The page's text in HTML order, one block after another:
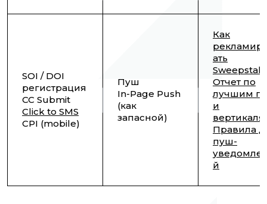
SOI / DOI
регистрация
CC Submit
Click to SMS
CPI (mobile)
Пуш
In-Page Push
(как
запасной)
Как
ать
Отчет по
лучшим
и
Правила
пуш-
й